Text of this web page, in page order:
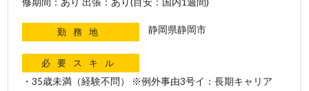
勤務地 静岡県静岡市
必要スキル
・35歳未満（経験不問） ※例外事由3号イ：長期キャリア